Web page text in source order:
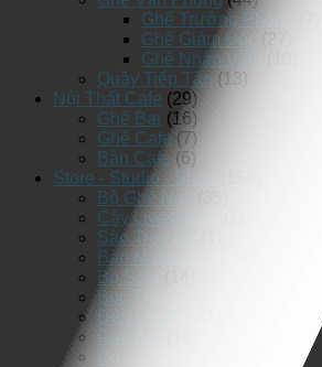
Ghế Trưởng Phòng
Ghế Giám Đốc
(27)
Ghế Nhân Viên
Quầy Tiếp Tân (13)
Nội Thất Cafe (29)
Ghế Bar (16)
Ghế Cafe (7)
Bàn Cafe (6)
Store - Studio - Shop
Bộ Ghế Nail
Cây Livestream
Sào Treo Đồ
Bàn Makeup Pro
Bộ Sofa
Bục Thử Váy Cưới
Đèn Led Rọi
Ghế Bar
Gương Đèn Led